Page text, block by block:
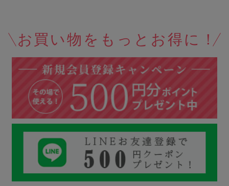
お買い物をもっとお得に！